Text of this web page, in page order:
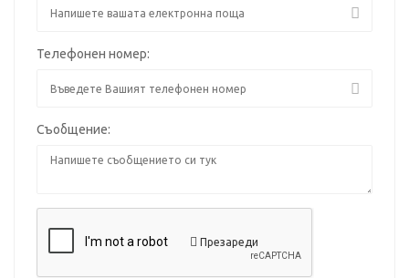
Телефонен номер:
Съобщение:
Презареди